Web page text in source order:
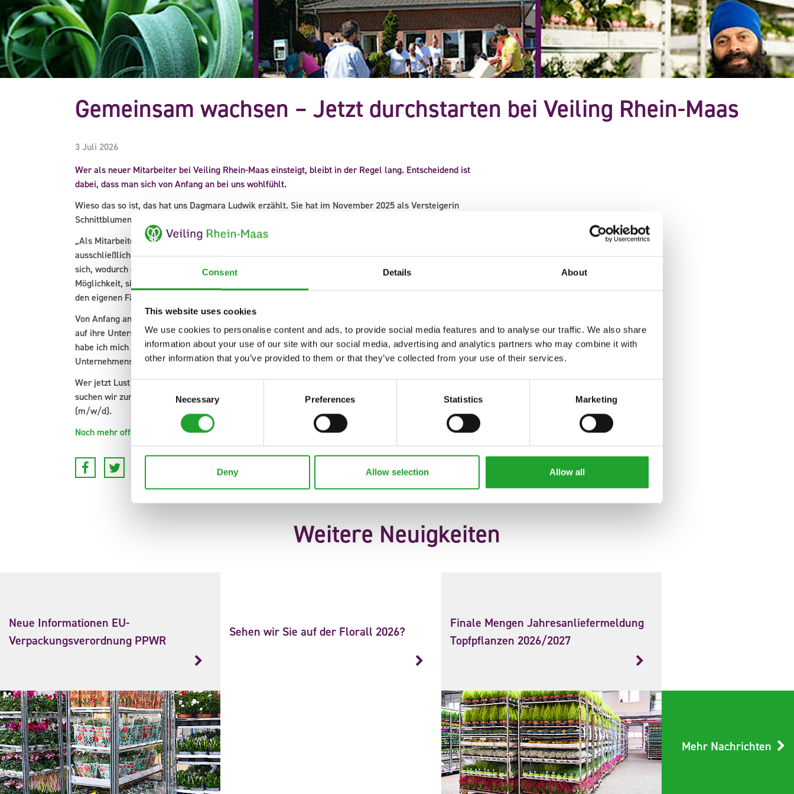
Consent Details About
This website uses cookies
We use cookies to personalise content and ads, to provide social media features and to analyse our traffic. We also share
information about your use of our site with our social media, advertising and analytics partners who may combine it with
other information that you’ve provided to them or that they’ve collected from your use of their services.
Selection
Necessary Preferences Statistics Marketing
Deny Allow selection Allow all
Gemeinsam wachsen – Jetzt durchstarten bei Veiling Rhein-Maas
3 Juli 2026
Wer als neuer Mitarbeiter bei Veiling Rhein-Maas einsteigt, bleibt in der Regel lang. Entscheidend ist
dabei, dass man sich von Anfang an bei uns wohlfühlt.
Wieso das so ist, das hat uns Dagmara Ludwik erzählt. Sie hat im November 2025 als Versteigerin
Schnittblumen angefangen.
„Als Mitarbeiterin von Veiling Rhein-Maas, die nun schon seit einigen Monaten hier tätig ist, kann ich
ausschließlich Positives berichten. Jeder Arbeitstag bringt neue Erfahrungen und Herausforderungen mit
sich, wodurch die Arbeit abwechslungsreich und interessant bleibt. Das Unternehmen bietet die
Möglichkeit, sich in verschiedenen Bereichen auszuprobieren und den Platz zu finden, der am besten zu
den eigenen Fähigkeiten und Interessen passt.
Von Anfang an wurde ich von meinen Kolleginnen und Kollegen herzlich aufgenommen. Ich kann jederzeit
auf ihre Unterstützung und Hilfsbereitschaft zählen, was mir den Einstieg sehr erleichtert hat. Dadurch
habe ich mich schnell wohlgefühlt und als Teil des Teams wahrgenommen. Ich freue mich, ein Teil dieses
Unternehmens zu sein.“
Wer jetzt Lust hat, bei uns anzufangen oder jemanden kennt, der eine kennt, die eine kennt ... Gerade
suchen wir zum Beispiel Versteigerer/Vertriebs­mitarbeiter (w/m/d) und einen Junior Sales Agent
(m/w/d).
Noch mehr offene Stellen – gerne weitersagen! >
Weitere Neuigkeiten
Neue Informationen EU-
Verpackungsverordnung PPWR
Sehen wir Sie auf der Florall 2026?
Finale Mengen Jahresanliefermeldung
Topfpflanzen 2026/2027
Mehr Nachrichten